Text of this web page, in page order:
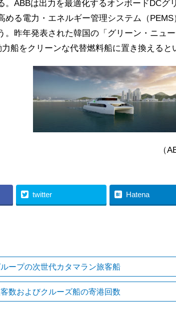
。ABBは出力を最適化するオンボードDCグ
める電力・エネルギー管理システム（
。昨年発表された韓国の「グリーン・ニュ
船をクリーンな代替燃料船に置き換えると
twitter Hatena
ープの次世代カタマラン旅客船
数およびクルーズ船の寄港回数